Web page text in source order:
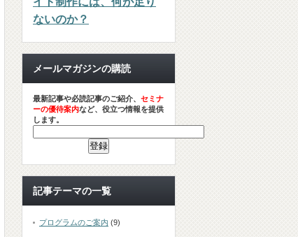
ないのか？
メールマガジンの購読
最新記事や必読記事のご紹介、 セミナ
ーの優待案内など、役立つ情報を提供
します。
記事テーマの一覧
プログラムのご案内 (9)